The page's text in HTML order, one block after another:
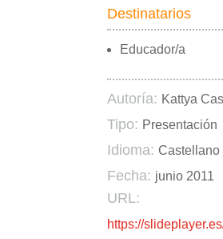
Destinatarios
Educador/a
Autoría: Kattya
Tipo: Presentación
Idioma: Castellano
Fecha: junio 2011
URL:
https://